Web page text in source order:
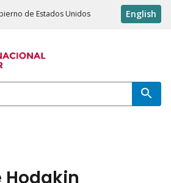
de Estados Unidos English